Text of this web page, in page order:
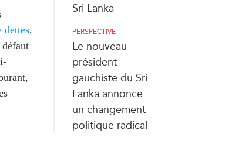
Sri Lanka
PERSPECTIVE
Le nouveau
président
gauchiste du Sri
Lanka annonce
un changement
politique radical
dettes,